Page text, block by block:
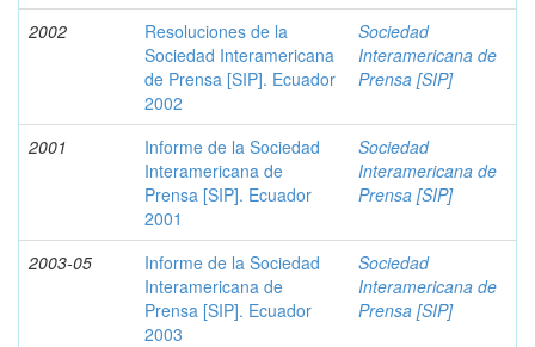
2002
Resoluciones de la
Sociedad Interamericana
de Prensa [SIP]. Ecuador
2002
Sociedad
Interamericana de
Prensa [SIP]
2001
Informe de la Sociedad
Interamericana de
Prensa [SIP]. Ecuador
2001
Sociedad
Interamericana de
Prensa [SIP]
2003-05
Informe de la Sociedad
Interamericana de
Prensa [SIP]. Ecuador
2003
Sociedad
Interamericana de
Prensa [SIP]